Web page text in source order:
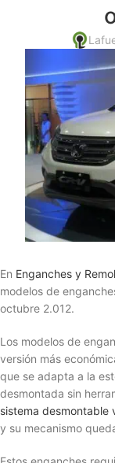
En Enganches y
modelos de
octubre 2.012.
Los modelos de
versión más
que se adapta a la
desmontada sin
sistema desmontable
y su mecanismo